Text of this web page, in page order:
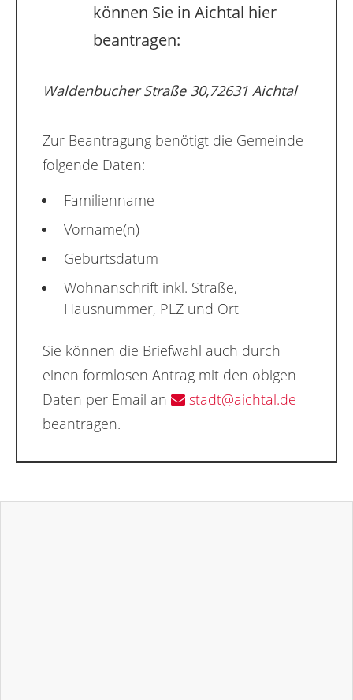
können Sie in Aichtal hier
beantragen:
Waldenbucher Straße 30,72631 Aichtal
Zur Beantragung benötigt die Gemeinde
folgende Daten:
Familienname
Vorname(n)
Geburtsdatum
Wohnanschrift inkl. Straße,
Hausnummer, PLZ und Ort
Sie können die Briefwahl auch durch
einen formlosen Antrag mit den obigen
Daten per Email an
stadt@aichtal.de
beantragen.